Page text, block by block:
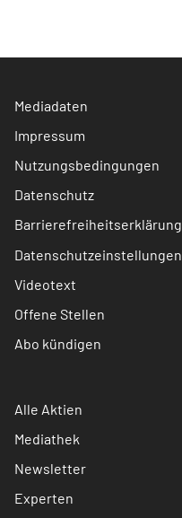
Mediadaten
Impressum
Nutzungsbedingungen
Datenschutz
Barrierefreiheitserklärung
Datenschutzeinstellungen
Videotext
Offene Stellen
Abo kündigen
Alle Aktien
Mediathek
Newsletter
Experten